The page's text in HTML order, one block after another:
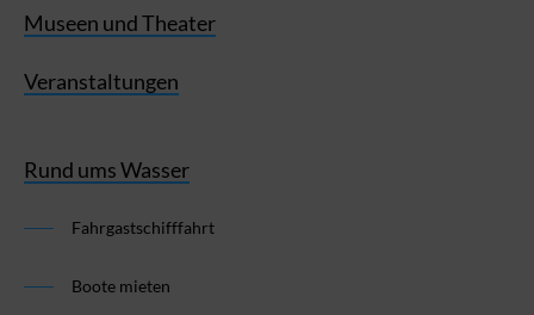
Museen und Theater
Veranstaltungen
Rund ums Wasser
Fahrgastschifffahrt
Boote mieten